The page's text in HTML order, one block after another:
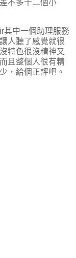
不多十二個小
其中一個助理服務
人聽了感覺就很
特色很沒精神又
且整個人很有精
，給個正評吧。